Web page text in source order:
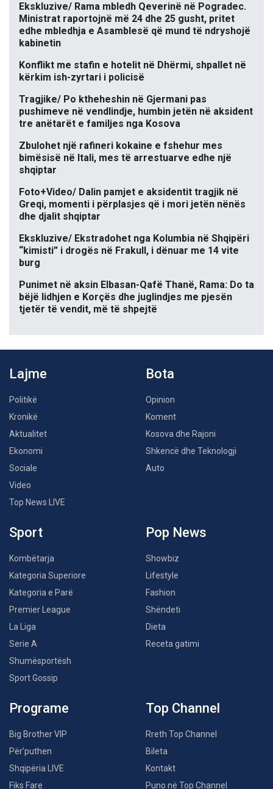
Ekskluzive/ Rama mbledh Qeverinë në Pogradec.
Ministrat raportojnë më 24 dhe 25 gusht, pritet
edhe mbledhja e Asamblesë që mund të ndryshojë
kabinetin
Konflikt me stafin e hotelit në Dhërmi, shpallet në
kërkim ish-zyrtari i policisë
Tragjike/ Po ktheheshin në Gjermani pas
pushimeve në vendlindje, humbin jetën në aksident
tre anëtarët e familjes nga Kosova
Zbulohet një rafineri kokaine e fshehur mes
bimësisë në Itali, mes të arrestuarve edhe një
shqiptar
Foto+Video/ Dalin pamjet e aksidentit tragjik në
Greqi, momenti i përplasjes që i mori jetën nënës
dhe djalit shqiptar
Ekskluzive/ Ekstradohet nga Kolumbia në Shqipëri
“kimisti” i drogës në Frakull, i dënuar me 14 vite
burg
Punimet në aksin Elbasan-Qafë Thanë, Rama: Do ta
bëjë lidhjen e Korçës dhe juglindjes me pjesën
tjetër të vendit, më të shpejtë
Lajme
Politikë
Kronikë
Aktualitet
Ekonomi
Sociale
Video
Top News LIVE
Bota
Opinion
Koment
Kosova dhe Rajoni
Shkencë dhe Teknologji
Auto
Sport
Kombëtarja
Kategoria Superiore
Kategoria e Parë
Premier League
La Liga
Serie A
Shumësportësh
Sport Gossip
Pop News
Showbiz
Lifestyle
Fashion
Shëndeti
Dieta
Receta gatimi
Programe
Big Brother VIP
Për’puthen
Shqipëria LIVE
Fiks Fare
Top Channel
Rreth Top Channel
Bileta
Kontakt
Puno në Top Channel